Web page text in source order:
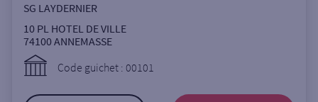
Ville / Code postal
SG LAYDERNIER
10 PL HOTEL DE VILLE
74100ANNEMASSE
Code guichet : 00101